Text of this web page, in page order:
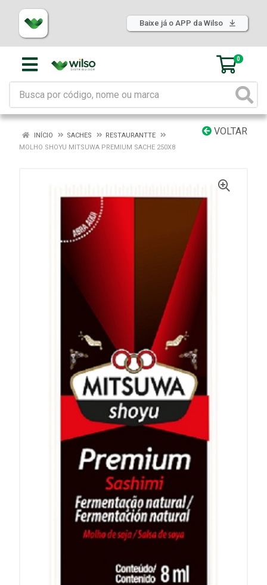
Baixe já o APP da Wilso
0
VOLTAR
INÍCIO SACHES
RESTAURANTTE
MOLHO SHOYU MITSUWA PREMIUM SACHE 250X8